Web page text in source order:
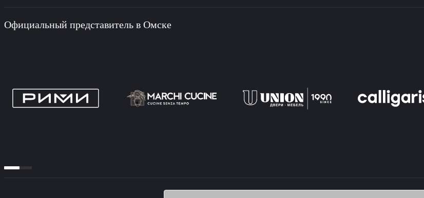
Официальный представитель в Омске